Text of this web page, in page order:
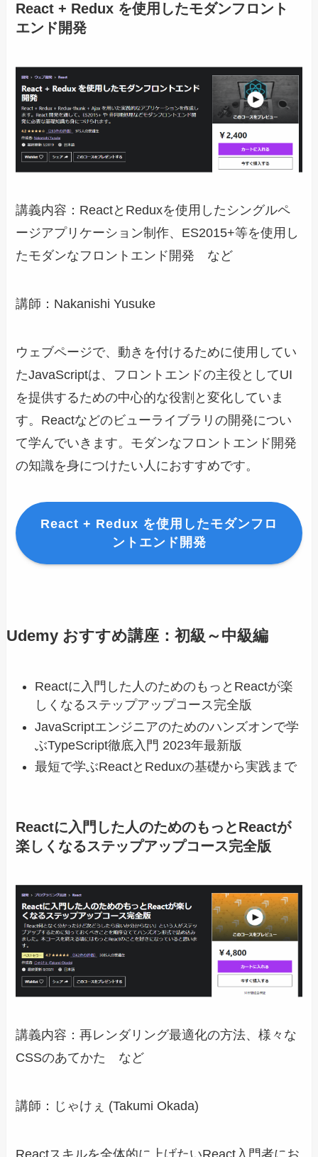
React + Redux を使用したモダンフロント
エンド開発
講義内容：ReactとReduxを使用したシングルペ
ージアプリケーション制作、ES2015+等を使用し
たモダンなフロントエンド開発 など
講師：Nakanishi Yusuke
ウェブページで、動きを付けるために使用してい
たJavaScriptは、フロントエンドの主役としてUI
を提供するための中心的な役割と変化していま
す。Reactなどのビューライブラリの開発につい
て学んでいきます。モダンなフロントエンド開発
の知識を身につけたい人におすすめです。
React + Redux を使用したモダンフロ
ントエンド開発
Udemy おすすめ講座：初級～中級編
Reactに入門した人のためのもっとReactが楽
しくなるステップアップコース完全版
JavaScriptエンジニアのためのハンズオンで学
ぶTypeScript徹底入門 2023年最新版
最短で学ぶReactとReduxの基礎から実践まで
Reactに入門した人のためのもっとReactが
楽しくなるステップアップコース完全版
講義内容：再レンダリング最適化の方法、様々な
CSSのあてかた など
講師：じゃけぇ (Takumi Okada)
Reactスキルを全体的に上げたいReact入門者にお